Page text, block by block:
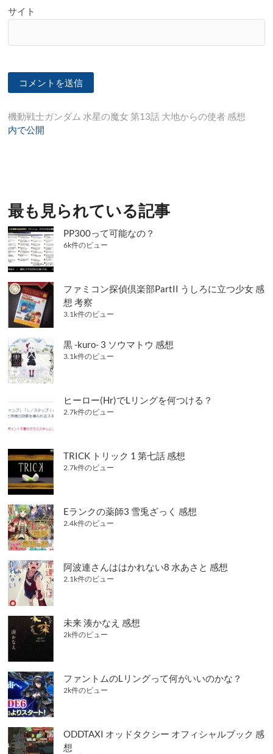
サイト
投
稿
ー
シ
ョ
ン
機動戦士ガンダム 水星の魔女 第13話 大地からの使者 感想
内で公開
最も見られている記事
PP300って可能なの？
6k件のビュー
ファミコン探偵倶楽部PartII うしろに立つ少女 感
想 考察
3.1k件のビュー
黒 -kuro- 3 ソウマトウ 感想
3.1k件のビュー
ヒーロー(Hr)でLリングを何つける？
2.7k件のビュー
TRICK トリック 1 第七話 感想
2.7k件のビュー
Eランクの薬師3 雪兎ざっく 感想
2.4k件のビュー
阿波連さんははかれない8 水あさと 感想
2.1k件のビュー
未来 湊かなえ 感想
2k件のビュー
ファントムのLリングって何がいいのかな？
2k件のビュー
ODDTAXI オッドタクシー オフィシャルブック 感
想